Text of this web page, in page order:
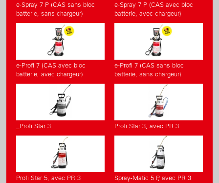
e-Spray 7 P (CAS sans bloc
batterie, sans chargeur)
e-Spray 7 P (CAS avec bloc
batterie, avec chargeur)
e-Profi 7 (CAS avec bloc
batterie, avec chargeur)
e-Profi 7 (CAS sans bloc
batterie, sans chargeur)
_Profi Star 3 Profi Star 3, avec PR 3
Profi Star 5, avec PR 3 Spray-Matic 5 P, avec PR 3